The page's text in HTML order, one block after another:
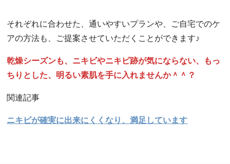
それぞれに合わせた、通いやすいプランや、ご自宅でのケ
アの方法も、ご提案させていただくことができます♪
乾燥シーズンも、ニキビやニキビ跡が気にならない、もっ
ちりとした、明るい素肌を手に入れませんか＾＾？
関連記事
ニキビが確実に出来にくくなり、満足しています